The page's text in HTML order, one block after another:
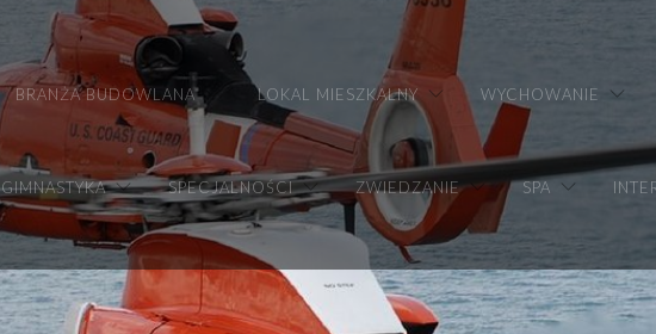
BRANŻA BUDOWLANA LOKAL MIESZKALNY WYCHOWANIE
GIMNASTYKA SPECJALNOŚCI ZWIEDZANIE SPA